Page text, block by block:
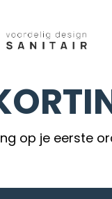
op je eerste